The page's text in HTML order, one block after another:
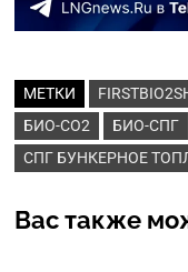
МЕТКИ
БИО-CO2
БИО-СПГ
СПГ БУНКЕРНОЕ
Вас также